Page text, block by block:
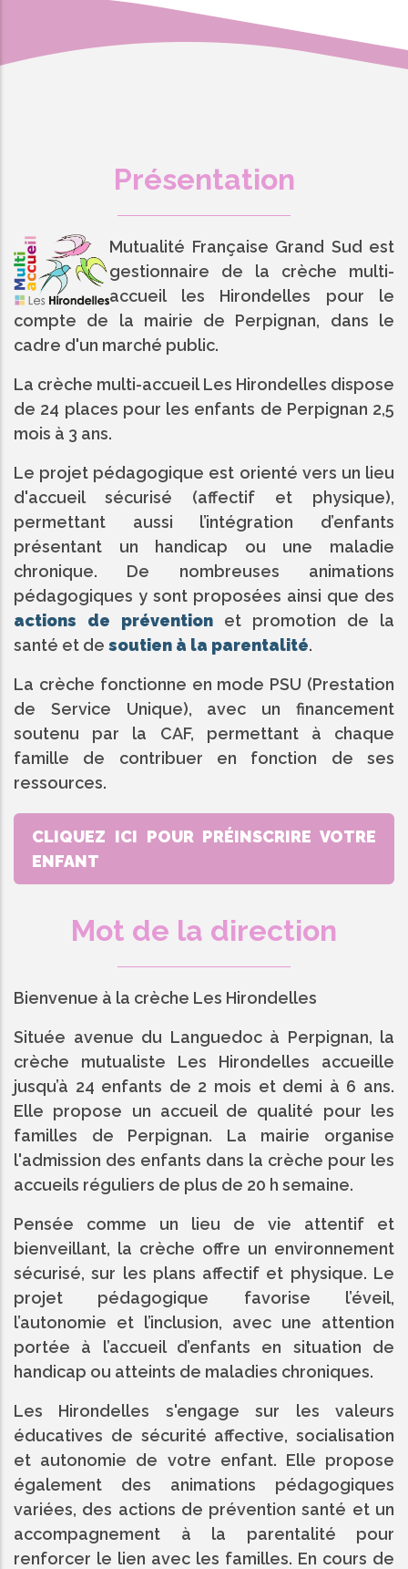
Présentation
Mutualité Française Grand Sud est
gestionnaire de la crèche multi-
accueil les Hirondelles pour le
compte de la mairie de Perpignan, dans le
cadre d'un marché public.
La crèche multi-accueil Les Hirondelles dispose
de 24 places pour les enfants de Perpignan 2,5
mois à 3 ans.
Le projet pédagogique est orienté vers un lieu
d'accueil sécurisé (affectif et physique),
permettant aussi l’intégration d’enfants
présentant un handicap ou une maladie
chronique. De nombreuses animations
pédagogiques y sont proposées ainsi que des
actions de prévention et promotion de la
santé et de soutien à la parentalité.
La crèche fonctionne en mode PSU (Prestation
de Service Unique), avec un financement
soutenu par la CAF, permettant à chaque
famille de contribuer en fonction de ses
ressources.
CLIQUEZ ICI POUR PRÉINSCRIRE VOTRE
ENFANT
Mot de la direction
Bienvenue à la crèche Les Hirondelles
Située avenue du Languedoc à Perpignan, la
crèche mutualiste Les Hirondelles accueille
jusqu’à 24 enfants de 2 mois et demi à 6 ans.
Elle propose un accueil de qualité pour les
familles de Perpignan. La mairie organise
l'admission des enfants dans la crèche pour les
accueils réguliers de plus de 20 h semaine.
Pensée comme un lieu de vie attentif et
bienveillant, la crèche offre un environnement
sécurisé, sur les plans affectif et physique. Le
projet pédagogique favorise l’éveil,
l’autonomie et l’inclusion, avec une attention
portée à l’accueil d’enfants en situation de
handicap ou atteints de maladies chroniques.
Les Hirondelles s'engage sur les valeurs
éducatives de sécurité affective, socialisation
et autonomie de votre enfant. Elle propose
également des animations pédagogiques
variées, des actions de prévention santé et un
accompagnement à la parentalité pour
renforcer le lien avec les familles. En cours de